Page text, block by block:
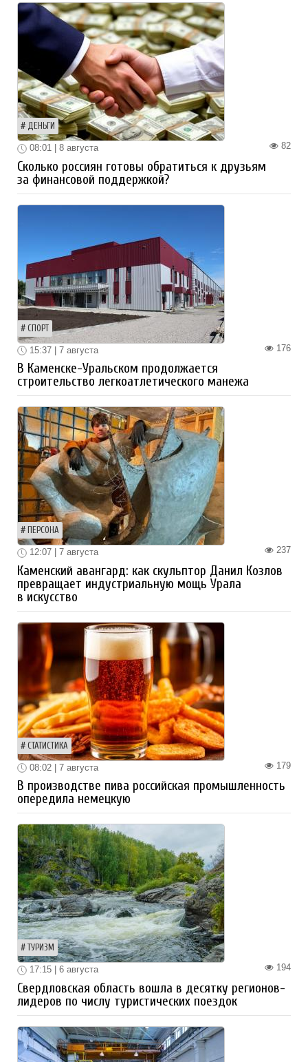
ДЕНЬГИ
82
08:01 | 8 августа
Сколько россиян готовы обратиться к друзьям
за финансовой поддержкой?
СПОРТ
176
15:37 | 7 августа
В Каменске-Уральском продолжается
строительство легкоатлетического манежа
ПЕРСОНА
237
12:07 | 7 августа
Каменский авангард: как скульптор Данил Козлов
превращает индустриальную мощь Урала
в искусство
СТАТИСТИКА
179
08:02 | 7 августа
В производстве пива российская промышленность
опередила немецкую
ТУРИЗМ
194
17:15 | 6 августа
Свердловская область вошла в десятку регионов-
лидеров по числу туристических поездок